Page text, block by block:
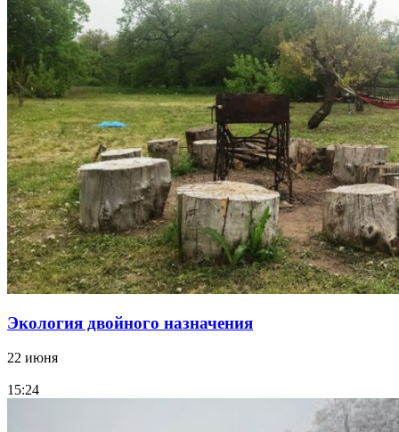
Экология двойного назначения
22 июня
15:24